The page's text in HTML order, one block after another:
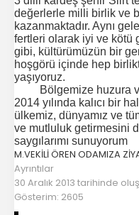
değerlerle milli birlik ve
kazanmaktadır. Aynı
fertleri olarak iyi ve kötü
gibi, kültürümüzün bir
hoşgörü içinde hep
yaşıyoruz.
Bölgemize huzura
2014 yılında kalıcı bir
ülkemiz, dünyamız ve
ve mutluluk getirmesini
saygılarımı sunuyorum
M.VEKİLİ ÖREN ODAMIZA
Ayrıntılar
30 Aralık 2013 tarihinde
Gösterim: 2605